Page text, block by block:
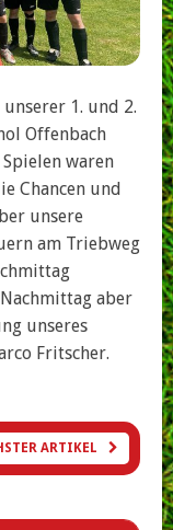
1. und 2.
Offenbach
waren
Chancen und
unsere
am Triebweg
aber
unseres
Fritscher.
ARTIKEL